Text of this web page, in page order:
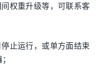
权重升级等，可联系客
止运行，或单方面结束